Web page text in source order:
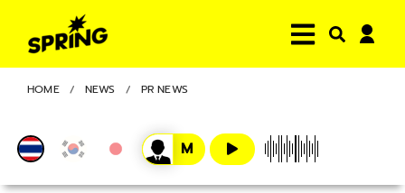
HOME NEWS PR NEWS